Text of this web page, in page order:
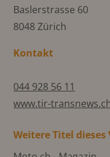
Baslerstrasse 60
8048 Zürich
Kontakt
044 928 56 11
www.tir-
Weitere Titel dieses